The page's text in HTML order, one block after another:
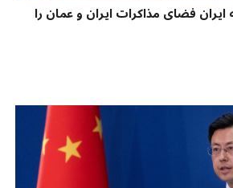
فضای مذاکرات ایران و عمان را